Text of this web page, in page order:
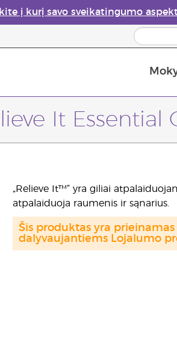
į kurį savo sveikatingumo
It Essential
„Relieve It™“ yra giliai
atpalaiduoja raumenis ir sąnarius.
Šis produktas yra
dalyvaujantiems Lojalumo